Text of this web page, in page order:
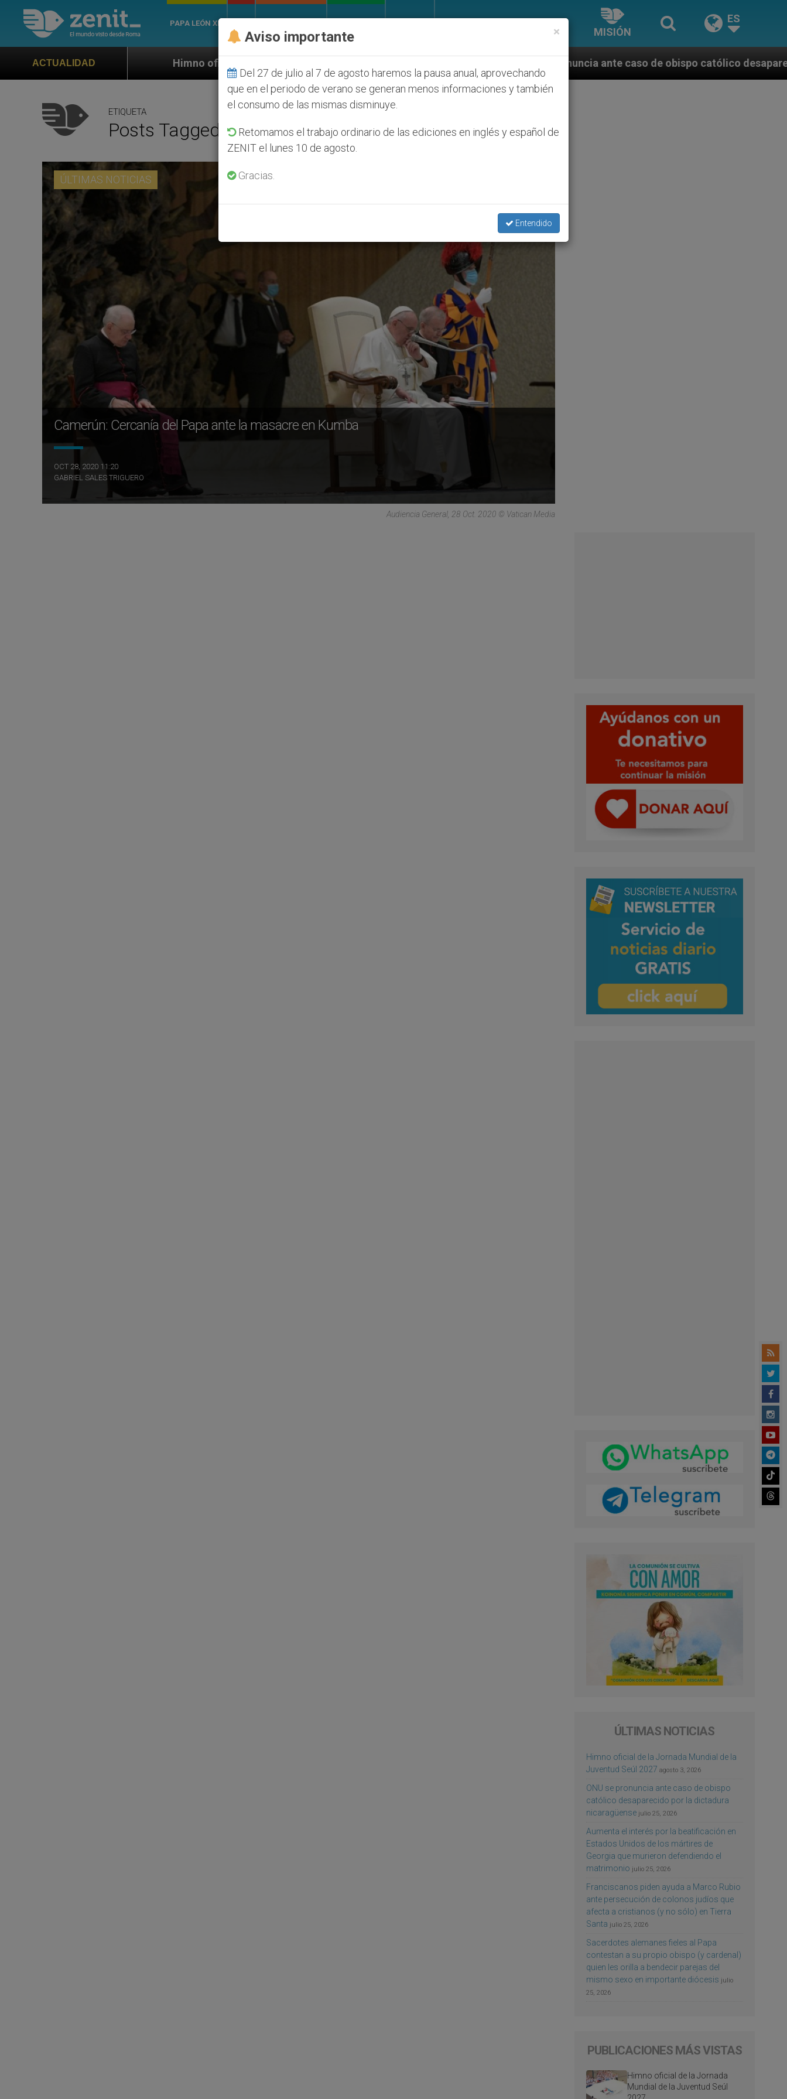
PAPA LEÓN XIV
MISIÓN
ES
ACTUALIDAD
Himno oficial de la Jornada Mundial de la Juventud Seúl 2027 ONU se pronuncia ante caso de obispo católico desaparecido por la dictadura
ETIQUETA
Posts Tagged ‘jóvenes Asesinados’
ÚLTIMAS NOTICIAS
Camerún: Cercanía del Papa ante la masacre en Kumba
OCT 28, 2020 11:20
GABRIEL SALES TRIGUERO
Audiencia General, 28 Oct. 2020 © Vatican Media
ÚLTIMAS NOTICIAS
Himno oficial de la Jornada Mundial de la
Juventud Seúl 2027 agosto 3, 2026
ONU se pronuncia ante caso de obispo
católico desaparecido por la dictadura
nicaragüense julio 25, 2026
Aumenta el interés por la beatificación en
Estados Unidos de los mártires de
Georgia que murieron defendiendo el
matrimonio julio 25, 2026
Franciscanos piden ayuda a Marco Rubio
ante persecución de colonos judíos que
afecta a cristianos (y no sólo) en Tierra
Santa julio 25, 2026
Sacerdotes alemanes fieles al Papa
contestan a su propio obispo (y cardenal)
quien les orilla a bendecir parejas del
mismo sexo en importante diócesis julio
25, 2026
PUBLICACIONES MÁS VISTAS
Himno oficial de la Jornada
Mundial de la Juventud Seúl
×
Aviso importante
Del 27 de julio al 7 de agosto haremos la pausa anual, aprovechando
que en el periodo de verano se generan menos informaciones y también
el consumo de las mismas disminuye.
Retomamos el trabajo ordinario de las ediciones en inglés y español de
ZENIT el lunes 10 de agosto.
Gracias.
Entendido